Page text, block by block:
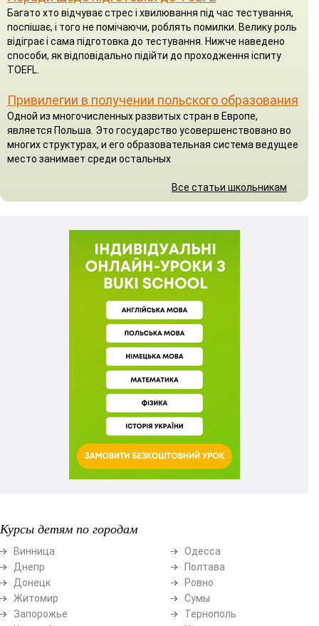
Багато хто відчуває стрес і хвилювання під час тестування,
поспішає, і того не помічаючи, роблять помилки. Велику роль
відіграє і сама підготовка до тестування. Нижче наведено
способи, як відповідально підійти до проходження іспиту
TOEFL.
Привилегии в получении польского образования
Одной из многочисленных развитых стран в Европе,
является Польша. Это государство усовершенствовано во
многих структурах, и его образовательная система ведущее
место занимает среди остальных
Все статьи школьникам
Курсы детям по городам
Винница
Днепр
Донецк
Житомир
Запорожье
Одесса
Полтава
Ровно
Сумы
Тернополь